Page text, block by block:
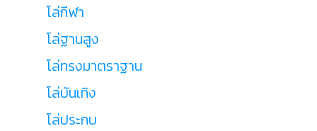
โล่กีฬา
โล่ฐานสูง
โล่ทรงมาตราฐาน
โล่บันเทิง
โล่ประกบ